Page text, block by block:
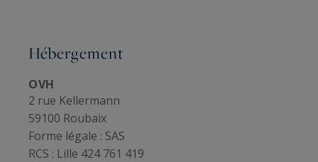
Hébergement
OVH
2 rue Kellermann
59100 Roubaix
Forme légale : SAS
RCS : Lille 424 761 419